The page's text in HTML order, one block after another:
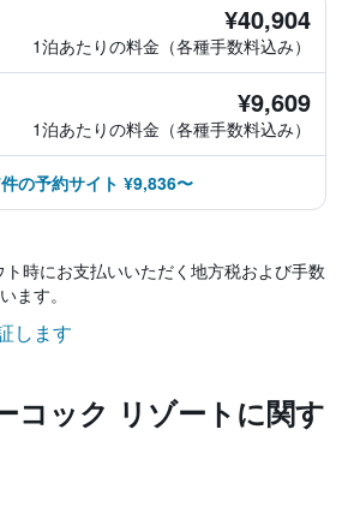
¥40,904
1泊あたりの料金（各種手数料込み）
¥9,609
1泊あたりの料金（各種手数料込み）
の予約サイト ¥9,836〜
時にお支払いいただく地方税および手数
ます。
します
コック リゾートに関す